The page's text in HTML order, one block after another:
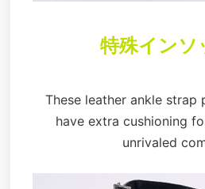
特殊インソ
These leather ankle strap
have extra cushioning
unrivaled